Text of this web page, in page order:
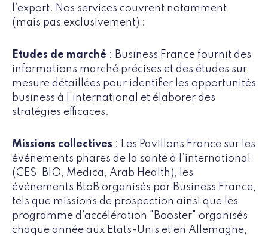
l’export. Nos services couvrent notamment
(mais pas exclusivement) :
Etudes de marché : Business France fournit des
informations marché précises et des études sur
mesure détaillées pour identifier les opportunités
business à l’international et élaborer des
stratégies efficaces.
Missions collectives : Les Pavillons France sur les
événements phares de la santé à l’international
(CES, BIO, Medica, Arab Health), les
événements BtoB organisés par Business France,
tels que missions de prospection ainsi que les
programme d’accélération "Booster" organisés
chaque année aux Etats-Unis et en Allemagne,